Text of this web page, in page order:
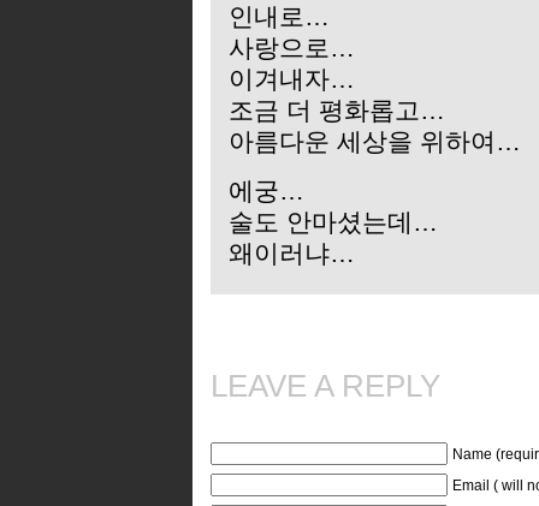
인내로…
사랑으로…
이겨내자…
조금 더 평화롭고…
아름다운 세상을 위하여…
에궁…
술도 안마셨는데…
왜이러냐…
LEAVE A REPLY
Name
Email ( will